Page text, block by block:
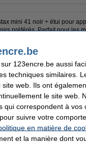
mini 41 noir + étui pour
préférés. Parfait pour les
les paramètres
appareil photo reste
photo, vous imprimez
et partager.
FujiFilm
104 mm
65,7 mm
122,5 mm
développement instantané
piles AA
votre ancien appareil
123encre.be aussi
techniques similaires.
web. Ils ont
le site web.
qui correspondent à
suivre votre
en matière de
et la manière dont